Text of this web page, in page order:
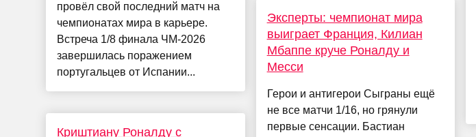
провёл свой последний матч на
чемпионатах мира в карьере.
Встреча 1/8 финала ЧМ-2026
завершилась поражением
португальцев от Испании...
Криштиану Роналду с
Эксперты: чемпионат мира
выиграет Франция, Килиан
Мбаппе круче Роналду и
Месси
Герои и антигерои Сыграны ещё
не все матчи 1/16, но грянули
первые сенсации. Бастиан